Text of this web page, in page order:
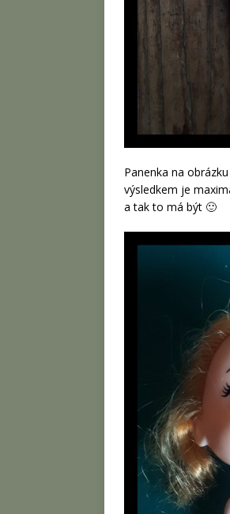
Panenka na
výsledkem je
a tak to má být 🙂